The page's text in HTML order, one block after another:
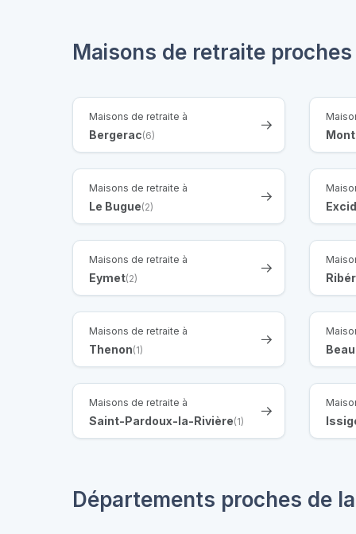
Maisons de retraite
Maisons de retraite à
Bergerac(6)
Maisons de retraite à
Le Bugue(2)
Maisons de retraite à
Eymet(2)
Maisons de retraite à
Thenon(1)
Maisons de retraite à
Saint-Pardoux-la-Rivière(1)
Départements proches de